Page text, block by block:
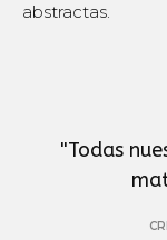
abstractas.
"Todas